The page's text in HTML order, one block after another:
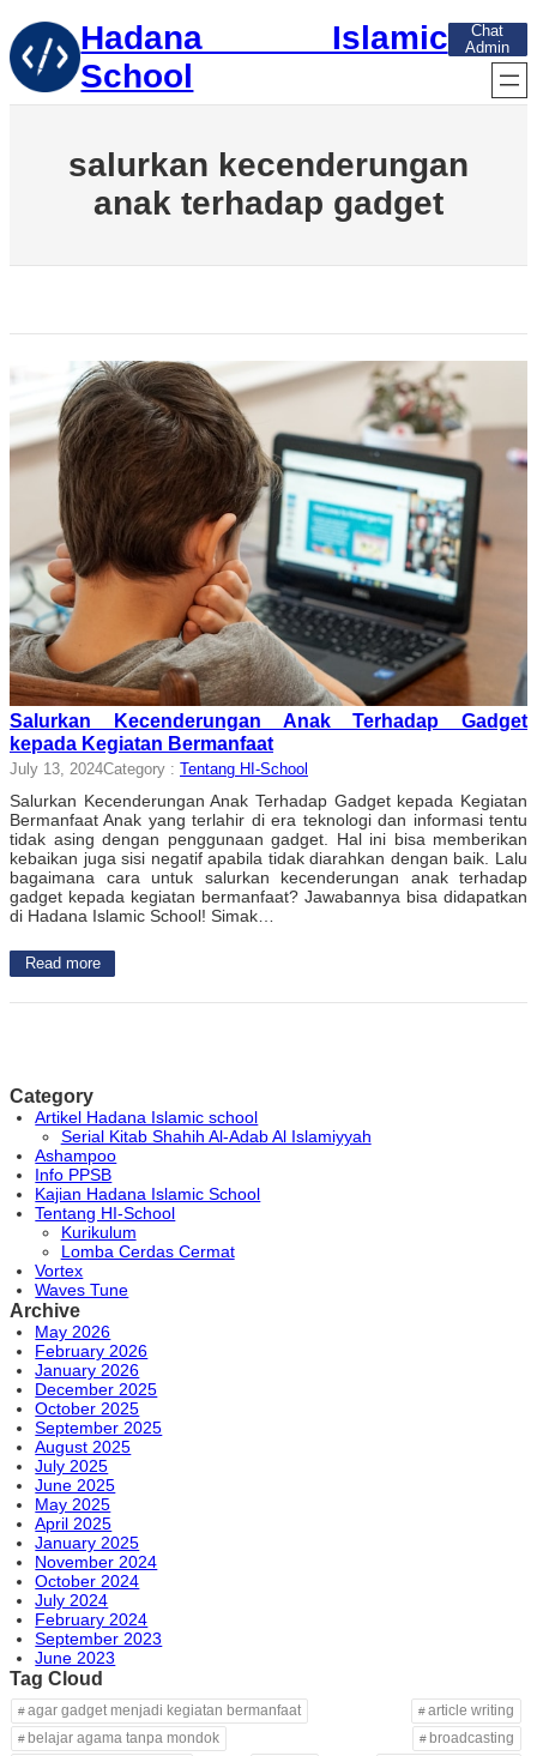
Skip
to
content
Hadana Islamic
School
Chat
Admin
salurkan kecenderungan
anak terhadap gadget
Salurkan Kecenderungan Anak Terhadap Gadget
kepada Kegiatan Bermanfaat
July 13, 2024Category : Tentang HI-School
Salurkan Kecenderungan Anak Terhadap Gadget kepada Kegiatan
Bermanfaat Anak yang terlahir di era teknologi dan informasi tentu
tidak asing dengan penggunaan gadget. Hal ini bisa memberikan
kebaikan juga sisi negatif apabila tidak diarahkan dengan baik. Lalu
bagaimana cara untuk salurkan kecenderungan anak terhadap
gadget kepada kegiatan bermanfaat? Jawabannya bisa didapatkan
di Hadana Islamic School! Simak…
Read more
Category
Artikel Hadana Islamic school
Serial Kitab Shahih Al-Adab Al Islamiyyah
Ashampoo
Info PPSB
Kajian Hadana Islamic School
Tentang HI-School
Kurikulum
Lomba Cerdas Cermat
Vortex
Waves Tune
Archive
May 2026
February 2026
January 2026
December 2025
October 2025
September 2025
August 2025
July 2025
June 2025
May 2025
April 2025
January 2025
November 2024
October 2024
July 2024
February 2024
September 2023
June 2023
Tag Cloud
agar gadget menjadi kegiatan bermanfaat
article writing
belajar agama tanpa mondok
broadcasting